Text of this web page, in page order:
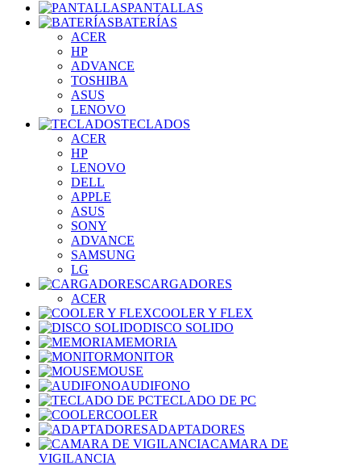
PANTALLAS
BATERÍAS
ACER
HP
ADVANCE
TOSHIBA
ASUS
LENOVO
TECLADOS
ACER
HP
LENOVO
DELL
APPLE
ASUS
SONY
ADVANCE
SAMSUNG
LG
CARGADORES
ACER
COOLER Y FLEX
DISCO SOLIDO
MEMORIA
MONITOR
MOUSE
AUDIFONO
TECLADO DE PC
COOLER
ADAPTADORES
CAMARA DE
VIGILANCIA